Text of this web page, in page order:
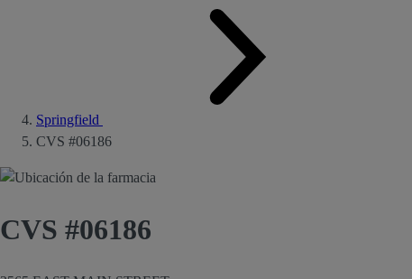
Springfield
CVS #06186
CVS #06186